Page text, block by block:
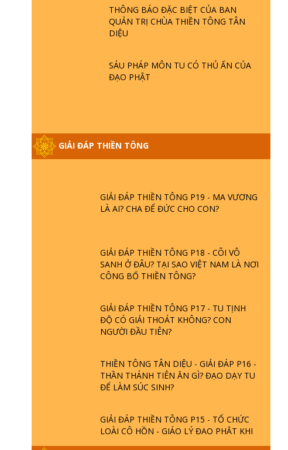
THÔNG BÁO ĐẶC BIỆT CỦA BAN
QUẢN TRỊ CHÙA THIỀN TÔNG TÂN
DIỆU
SÁU PHÁP MÔN TU CÓ THỦ ẤN CỦA
ĐẠO PHẬT
GIẢI ĐÁP THIỀN TÔNG
GIẢI ĐÁP THIỀN TÔNG ĐẶC BIỆT P21 -
TẠI SAO ĐỨC PHẬT BƯỚC ĐI 7 BƯỚC
GIẢI ĐÁP VỀ LỄ TIỄN THIỀN TÔNG SƯ
GIẢI ĐÁP THIỀN TÔNG ĐẶC BIỆT PHẦN
20 - BÁC NGUYỄN NHÂN LÀ AI? PHIỀN
NÃO DO ĐÂU MÀ CÓ?
GIẢI ĐÁP THIỀN TÔNG P19 - MA VƯƠNG
LÀ AI? CHA ĐỂ ĐỨC CHO CON?
GIẢI ĐÁP THIỀN TÔNG P18 - CÕI VÔ
SANH Ở ĐÂU? TẠI SAO VIỆT NAM LÀ NƠI
CÔNG BỐ THIỀN TÔNG?
GIẢI ĐÁP THIỀN TÔNG P17 - TU TỊNH
ĐỘ CÓ GIẢI THOÁT KHÔNG? CON
NGƯỜI ĐẦU TIÊN?
THIỀN TÔNG TÂN DIỆU - GIẢI ĐÁP P16 -
THẦN THÁNH TIÊN ĂN GÌ? ĐẠO DẠY TU
ĐỂ LÀM SÚC SINH?
GIẢI ĐÁP THIỀN TÔNG P15 - TỔ CHỨC
LOÀI CÔ HỒN - GIÁO LÝ ĐẠO PHẬT KHI
NÀO XUẤT BẢN